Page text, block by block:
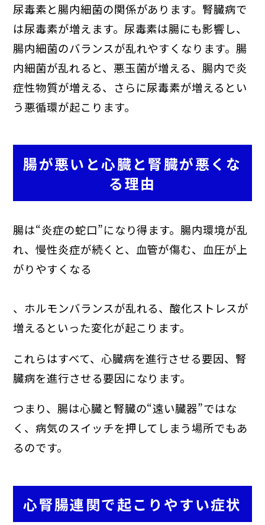
尿毒素と腸内細菌の関係があります。腎臓病で
は尿毒素が増えます。尿毒素は腸にも影響し、
腸内細菌のバランスが乱れやすくなります。腸
内細菌が乱れると、悪玉菌が増える、腸内で炎
症性物質が増える、さらに尿毒素が増えるとい
う悪循環が起こります。
腸が悪いと心臓と腎臓が悪くな
る理由
腸は“炎症の蛇口”になり得ます。腸内環境が乱
れ、慢性炎症が続くと、血管が傷む、血圧が上
がりやすくなる
、ホルモンバランスが乱れる、酸化ストレスが
増えるといった変化が起こります。
これらはすべて、心臓病を進行させる要因、腎
臓病を進行させる要因になります。
つまり、腸は心臓と腎臓の“遠い臓器”ではな
く、病気のスイッチを押してしまう場所でもあ
るのです。
心腎腸連関で起こりやすい症状